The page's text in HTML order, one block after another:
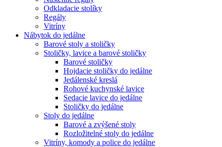
Odkladacie stolíky
Regály
Vitríny
Nábytok do jedálne
Barové stoly a stoličky
Stoličky, lavice a barové stoličky
Barové stoličky
Hojdacie stoličky do jedálne
Jedálenské kreslá
Rohové kuchynské lavice
Sedacie lavice do jedálne
Stoličky do jedálne
Stoly do jedálne
Barové a zvýšené stoly
Rozložitelné stoly do jedálne
Vitríny, komody a police do jedálne